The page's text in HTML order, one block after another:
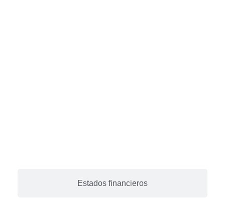
Estados financieros